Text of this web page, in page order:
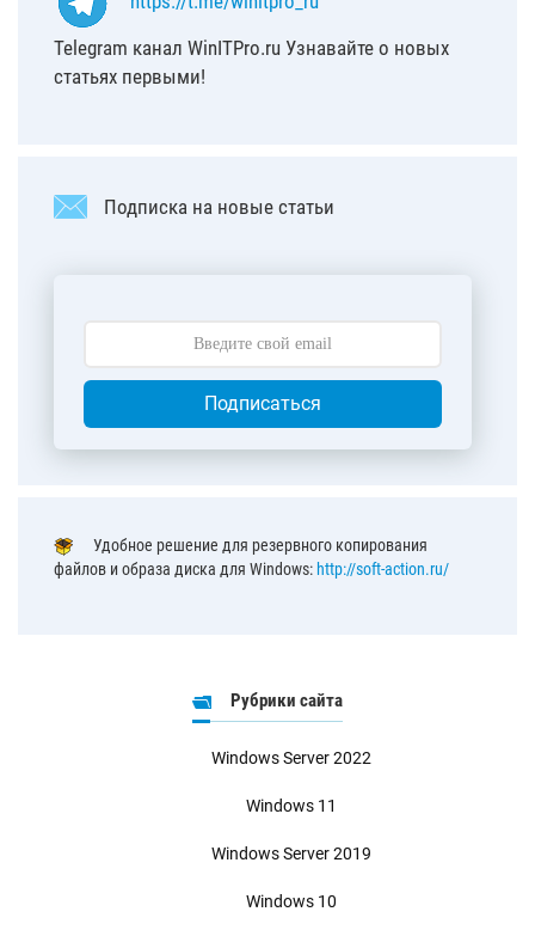
Telegram канал WinITPro.ru Узнавайте о новых
статьях первыми!
Подписка на новые статьи
Подписаться
Удобное решение для резервного копирования
файлов и образа диска для Windows: http://soft-action.ru/
Рубрики сайта
Windows Server 2022
Windows 11
Windows Server 2019
Windows 10